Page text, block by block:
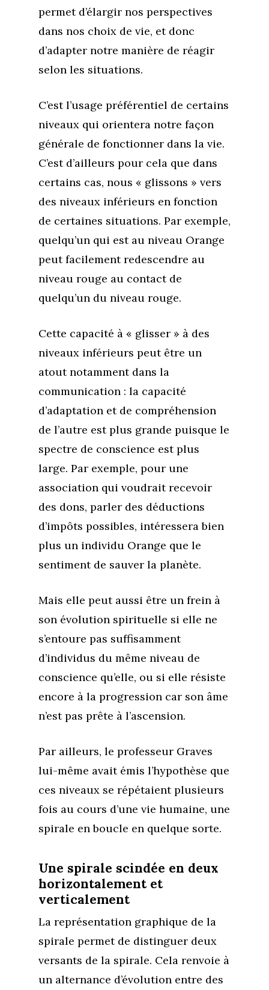
permet d’élargir nos perspectives
dans nos choix de vie, et donc
d’adapter notre manière de réagir
selon les situations.
C’est l’usage préférentiel de certains
niveaux qui orientera notre façon
générale de fonctionner dans la vie.
C’est d’ailleurs pour cela que dans
certains cas, nous « glissons » vers
des niveaux inférieurs en fonction
de certaines situations. Par exemple,
quelqu’un qui est au niveau Orange
peut facilement redescendre au
niveau rouge au contact de
quelqu’un du niveau rouge.
Cette capacité à « glisser » à des
niveaux inférieurs peut être un
atout notamment dans la
communication : la capacité
d’adaptation et de compréhension
de l’autre est plus grande puisque le
spectre de conscience est plus
large. Par exemple, pour une
association qui voudrait recevoir
des dons, parler des déductions
d’impôts possibles, intéressera bien
plus un individu Orange que le
sentiment de sauver la planète.
Mais elle peut aussi être un frein à
son évolution spirituelle si elle ne
s’entoure pas suffisamment
d’individus du même niveau de
conscience qu’elle, ou si elle résiste
encore à la progression car son âme
n’est pas prête à l’ascension.
Par ailleurs, le professeur Graves
lui-même avait émis l’hypothèse que
ces niveaux se répétaient plusieurs
fois au cours d’une vie humaine, une
spirale en boucle en quelque sorte.
Une spirale scindée en deux
horizontalement et
verticalement
La représentation graphique de la
spirale permet de distinguer deux
versants de la spirale. Cela renvoie à
un alternance d’évolution entre des
Accueil
Blog
Se découvrir
S’équilibrer
Podcast
Services